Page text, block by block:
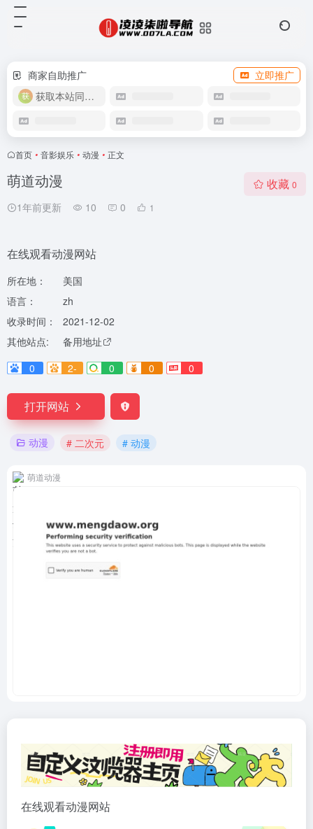
商家自助推广
立即推广
获取本站同款主题
首页 • 音影娱乐 • 动漫 • 正文
萌道动漫
1年前更新 10 0 1
收藏 0
在线观看动漫网站
所在地：
美国
语言：
zh
收录时间：
2021-12-02
其他站点:
备用地址
0
2- 0 0 0
打开网站
动漫 # 二次元 # 动漫
萌道动漫
在线观看动漫网站